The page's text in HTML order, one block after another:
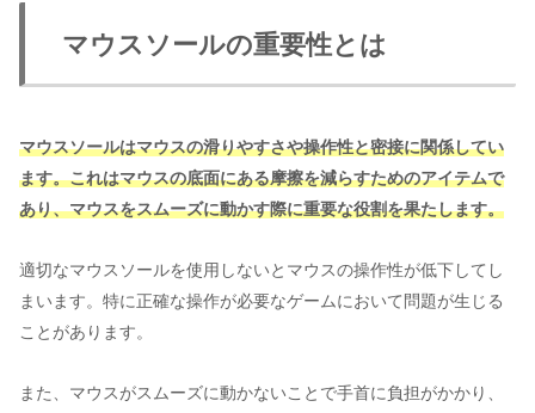
マウスソールの重要性とは
マウスソールはマウスの滑りやすさや操作性と密接に関係してい
ます。これはマウスの底面にある摩擦を減らすためのアイテムで
あり、マウスをスムーズに動かす際に重要な役割を果たします。
適切なマウスソールを使用しないとマウスの操作性が低下してし
まいます。特に正確な操作が必要なゲームにおいて問題が生じる
ことがあります。
また、マウスがスムーズに動かないことで手首に負担がかかり、